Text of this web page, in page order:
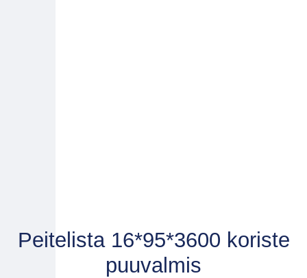
Peitelista 16*95*3600 koriste
puuvalmis